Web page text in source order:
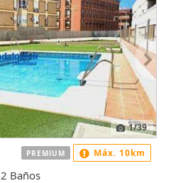
1/39
2 Baños
PREMIUM Máx. 10km